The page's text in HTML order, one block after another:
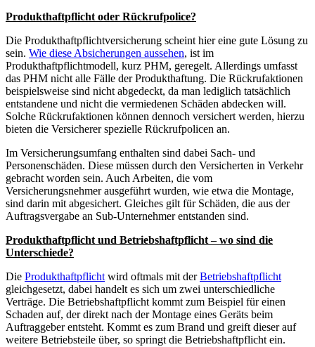
Produkthaftpflicht oder Rückrufpolice?
Die Produkthaftpflichtversicherung scheint hier eine gute Lösung zu
sein. Wie diese Absicherungen aussehen, ist im
Produkthaftpflichtmodell, kurz PHM, geregelt. Allerdings umfasst
das PHM nicht alle Fälle der Produkthaftung. Die Rückrufaktionen
beispielsweise sind nicht abgedeckt, da man lediglich tatsächlich
entstandene und nicht die vermiedenen Schäden abdecken will.
Solche Rückrufaktionen können dennoch versichert werden, hierzu
bieten die Versicherer spezielle Rückrufpolicen an.
Im Versicherungsumfang enthalten sind dabei Sach- und
Personenschäden. Diese müssen durch den Versicherten in Verkehr
gebracht worden sein. Auch Arbeiten, die vom
Versicherungsnehmer ausgeführt wurden, wie etwa die Montage,
sind darin mit abgesichert. Gleiches gilt für Schäden, die aus der
Auftragsvergabe an Sub-Unternehmer entstanden sind.
Produkthaftpflicht und Betriebshaftpflicht – wo sind die
Unterschiede?
Die Produkthaftpflichtwird oftmals mit derBetriebshaftpflicht
gleichgesetzt, dabei handelt es sich um zwei unterschiedliche
Verträge. Die Betriebshaftpflicht kommt zum Beispiel für einen
Schaden auf, der direkt nach der Montage eines Geräts beim
Auftraggeber entsteht. Kommt es zum Brand und greift dieser auf
weitere Betriebsteile über, so springt die Betriebshaftpflicht ein.